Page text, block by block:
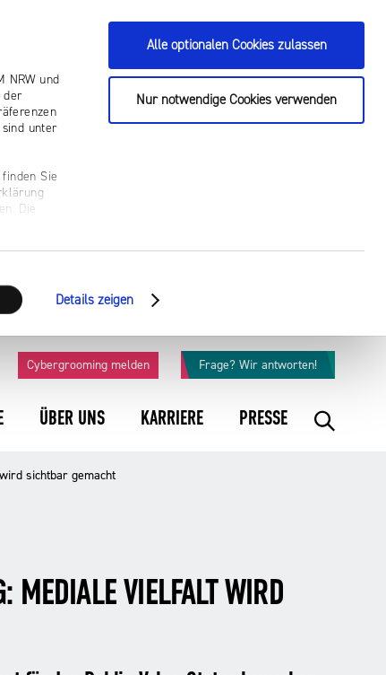
NRW und
der
unter
Sie
Die
Details zeigen
Alle optionalen Cookies zulassen
Nur notwendige Cookies verwenden
Cybergrooming melden Frage? Wir antworten!
ÜBER UNS KARRIERE PRESSE
sichtbar gemacht
MEDIALE VIELFALT WIRD